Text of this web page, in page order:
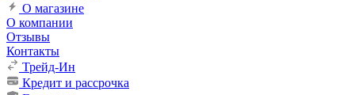
О магазине
О компании
Отзывы
Контакты
Трейд-Ин
Кредит и рассрочка